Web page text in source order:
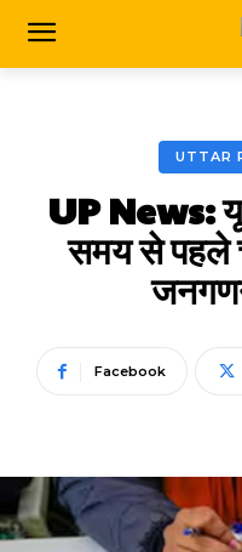
UTTAR
UP News:
समय से पहले
Facebook